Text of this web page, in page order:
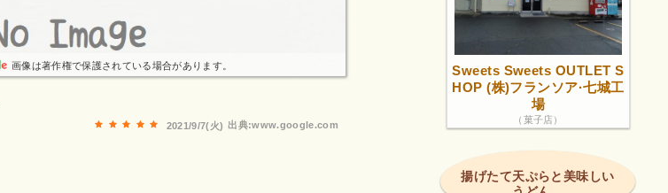
画像は著作権で保護されている場合があります。
出典:www.google.com
2021/9/7(火)
Sweets Sweets OUTLET S
HOP (株)フランソア·七城工
場
（菓子店）
揚げたて天ぷらと美味しい